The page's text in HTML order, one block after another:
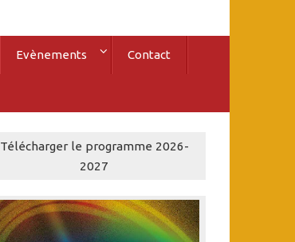
Evènements Contact
Télécharger le programme 2026-
2027